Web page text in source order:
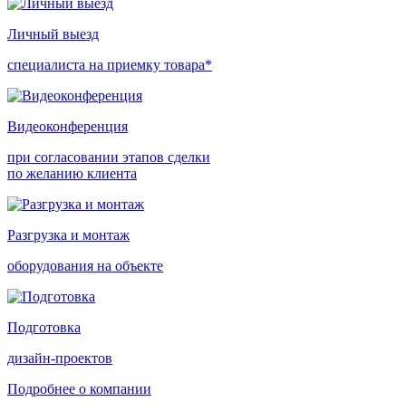
Личный выезд
специалиста на приемку товара*
Видеоконференция
при согласовании этапов сделки
по желанию клиента
Разгрузка и монтаж
оборудования на объекте
Подготовка
дизайн-проектов
Подробнее о компании